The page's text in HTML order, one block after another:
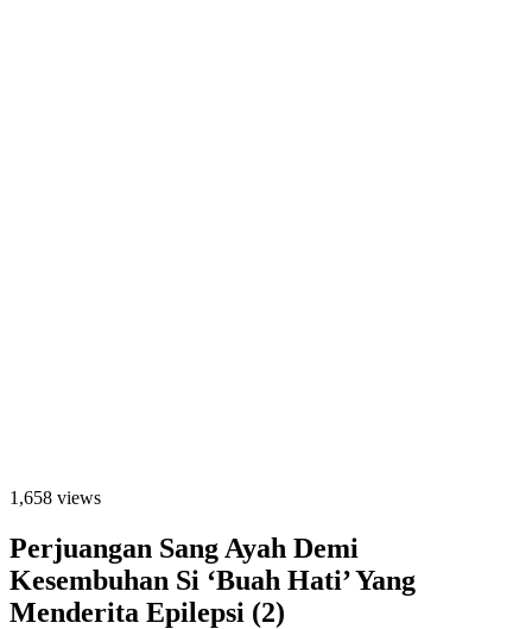
1,658 views
Perjuangan Sang Ayah Demi
Kesembuhan Si ‘Buah Hati’ Yang
Menderita Epilepsi (2)